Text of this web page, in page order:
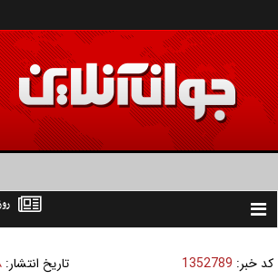
Toggle
کد خبر: 1352789 تاریخ انتشار: